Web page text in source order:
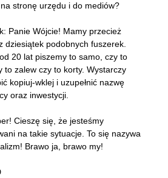
stronę urzędu i do mediów?
Panie Wójcie! Mamy przecież
dziesiątek podobnych fuszerek.
20 lat piszemy to samo, czy to
to zalew czy to korty. Wystarczy
kopiuj-wklej i uzupełnić nazwę
oraz inwestycji.
Cieszę się, że jesteśmy
na takie sytuacje. To się nazywa
Brawo ja, brawo my!